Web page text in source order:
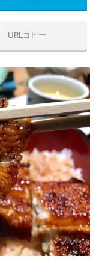
URLコピー